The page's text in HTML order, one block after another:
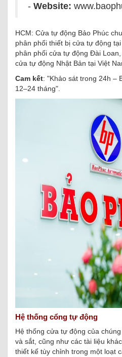
- Website:
HCM: Cửa tự động Bảo Phúc
phân phối thiết bị cửa tự động
phân phối cửa tự động Đài Loan,
cửa tự động Nhật Bản tại Việt
Cam kết: "Khảo sát trong 24h –
12–24 tháng".
Hệ thống cổng tự động
Hệ thống cửa tự động của
và sắt, cũng như các tài liệu khác.
thiết kế tùy chỉnh trong một loạt